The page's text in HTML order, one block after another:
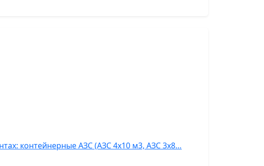
контейнерные АЗС (АЗС 4х10 м3, АЗС 3х8…